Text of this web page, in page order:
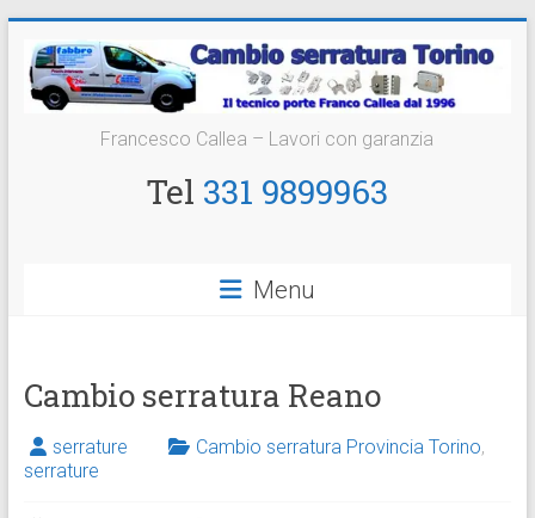
contenuto
Cambio
Serratura
Francesco Callea – Lavori con garanzia
Tel 331 9899963
Menu
Cambio serratura Reano
serrature Cambio serratura Provincia Torino,
serrature